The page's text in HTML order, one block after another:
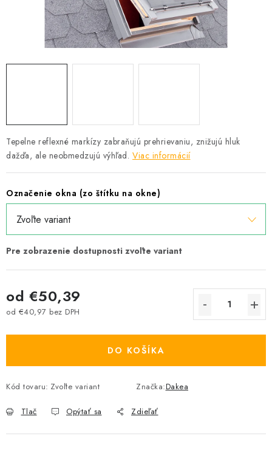
Podmínky ochrany osobních údajů
Obchodní podmínky
Mapa webu Milpe.sk
Tepelne reflexné markízy zabraňujú prehrievaniu, znižujú hluk
dažďa, ale neobmedzujú výhľad. Viac informácií
Označenie okna (zo štítku na okne)
od €50,39
od €40,97 bez DPH
DO KOŠÍKA
Kód tovaru: Zvoľte variant Značka:Dakea
Tlač Opýtať sa Zdieľať